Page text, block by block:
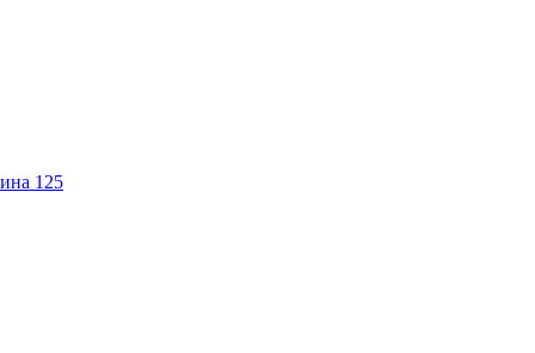
125